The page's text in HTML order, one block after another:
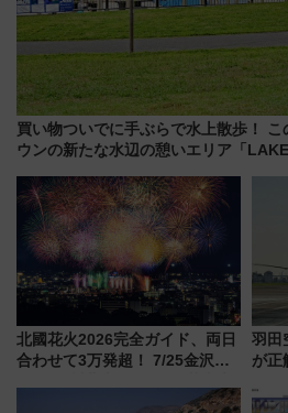
買い物ついでに手ぶらで水上散歩！
ウンの新たな水辺の憩いエリア「
北國花火2026完全ガイド、両日
合わせて3万発超！ 7/25金沢大
会の日程・アクセス・観覧席ま
羽田
が正
歩1